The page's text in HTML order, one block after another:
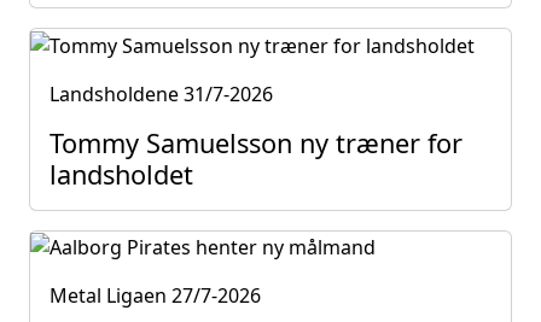
Landsholdene31/7-2026
Tommy Samuelsson ny træner for
landsholdet
Metal Ligaen 27/7-2026